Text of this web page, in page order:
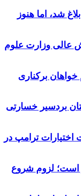
شد، اما هنوز
عالی وزارت علوم
خواهان برکناری
شهرستان بردسیر خسارتی
ترامپ در
است؛ لزوم شروع